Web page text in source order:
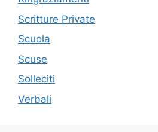
Scritture Private
Scuola
Scuse
Solleciti
Verbali